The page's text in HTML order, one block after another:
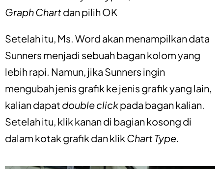
Graph Chartdan pilih OK
Setelah itu, Ms. Word akan menampilkan data
Sunners menjadi sebuah bagan kolom yang
lebih rapi. Namun, jika Sunners ingin
mengubah jenis grafik ke jenis grafik yang lain,
kalian dapat double clickpada bagan kalian.
Setelah itu, klik kanan di bagian kosong di
dalam kotak grafik dan klik Chart Type.